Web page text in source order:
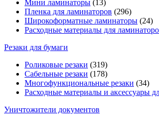
Мини ламинаторы (13)
Пленка для ламинаторов (296)
Широкоформатные ламинаторы (24)
Расходные материалы для
Резаки для бумаги
Роликовые резаки (319)
Сабельные резаки (178)
Многофункциональные резаки (34)
Расходные материалы и аксессуары
Уничтожители документов